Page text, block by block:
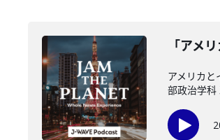
「アメ
アメリカ
部政治学科